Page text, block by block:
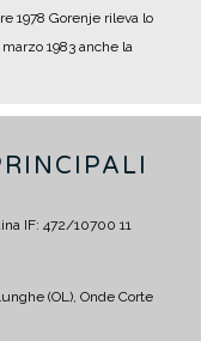
1978 Gorenje rileva lo
1983 anche la
IF: 472/10700 11
(OL), Onde Corte